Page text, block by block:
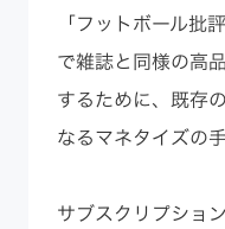
「フットボール批
で雑誌と同様の高
するために、既存
なるマネタイズの
サブスクリプショ